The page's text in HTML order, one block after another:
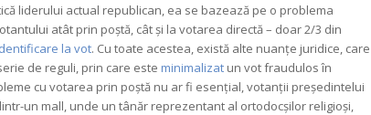
liderului actual republican, ea se bazează pe o problema
atât prin poștă, cât și la votarea directă – doar 2/3 din
la vot. Cu toate acestea, există alte nuanțe juridice, care
de reguli, prin care este minimalizat un vot fraudulos în
cu votarea prin poștă nu ar fi esențial, votanții președintelui
un mall, unde un tânăr reprezentant al ortodocșilor religioși,